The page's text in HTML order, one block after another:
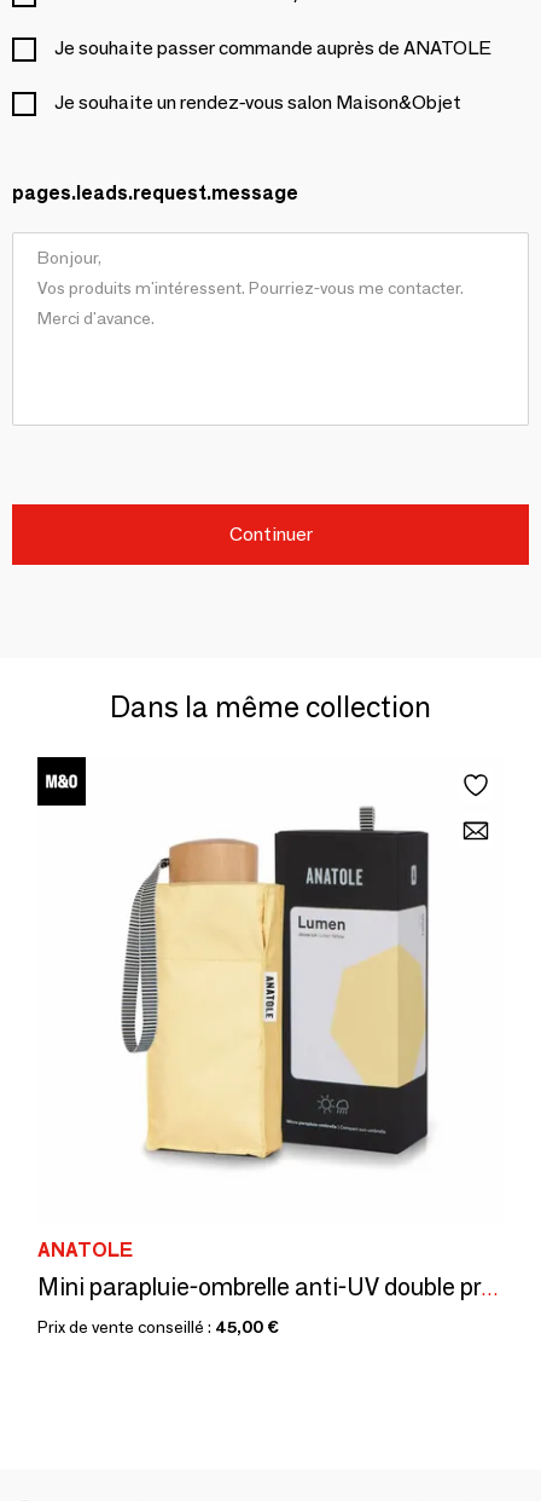
Je souhaite passer commande auprès de ANATOLE
Je souhaite un rendez-vous salon Maison&Objet
pages.leads.request.message
Continuer
Dans la même collection
ANATOLE
Mini parapluie-ombrelle anti-UV double protection – Jaune Lin – LUMEN
Prix de vente conseillé : 45,00 €